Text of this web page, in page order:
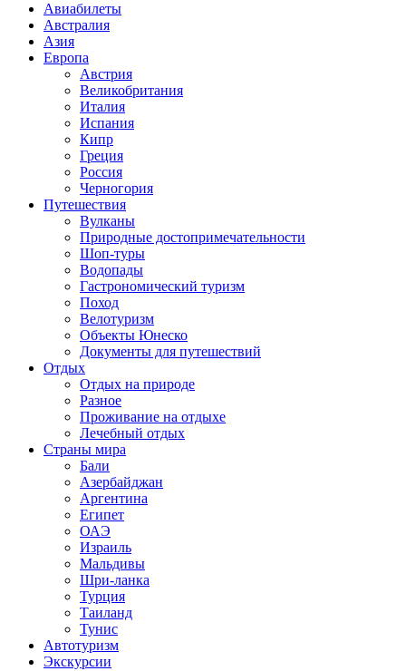
Авиабилеты
Австралия
Азия
Европа
Австрия
Великобритания
Италия
Испания
Кипр
Греция
Россия
Черногория
Путешествия
Вулканы
Природные достопримечательности
Шоп-туры
Водопады
Гастрономический туризм
Поход
Велотуризм
Объекты Юнеско
Документы для путешествий
Отдых
Отдых на природе
Разное
Проживание на отдыхе
Лечебный отдых
Страны мира
Бали
Азербайджан
Аргентина
Египет
ОАЭ
Израиль
Мальдивы
Шри-ланка
Турция
Таиланд
Тунис
Автотуризм
Экскурсии